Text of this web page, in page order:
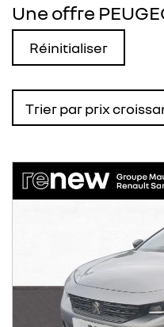
Une offre
Réinitialiser
Trier par prix